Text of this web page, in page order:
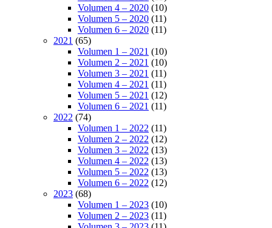
Volumen 4 – 2020 (10)
Volumen 5 – 2020 (11)
Volumen 6 – 2020 (11)
2021 (65)
Volumen 1 – 2021 (10)
Volumen 2 – 2021 (10)
Volumen 3 – 2021 (11)
Volumen 4 – 2021 (11)
Volumen 5 – 2021 (12)
Volumen 6 – 2021 (11)
2022 (74)
Volumen 1 – 2022 (11)
Volumen 2 – 2022 (12)
Volumen 3 – 2022 (13)
Volumen 4 – 2022 (13)
Volumen 5 – 2022 (13)
Volumen 6 – 2022 (12)
2023 (68)
Volumen 1 – 2023 (10)
Volumen 2 – 2023 (11)